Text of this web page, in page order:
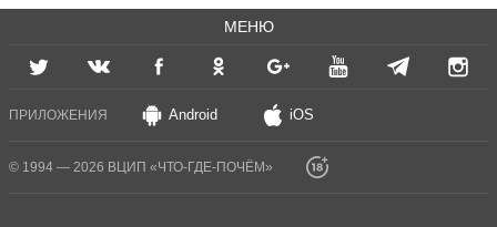
МЕНЮ
ПРИЛОЖЕНИЯ Android iOS
© 1994 — 2026 ВЦИП «ЧТО-ГДЕ-ПОЧЁМ»